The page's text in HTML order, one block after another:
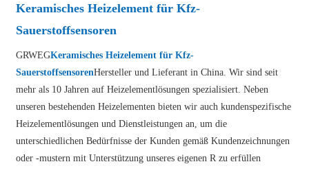
Keramisches Heizelement für Kfz-
Sauerstoffsensoren
GRWEGKeramisches Heizelement für Kfz-
SauerstoffsensorenHersteller und Lieferant in China. Wir sind seit
mehr als 10 Jahren auf Heizelementlösungen spezialisiert. Neben
unseren bestehenden Heizelementen bieten wir auch kundenspezifische
Heizelementlösungen und Dienstleistungen an, um die
unterschiedlichen Bedürfnisse der Kunden gemäß Kundenzeichnungen
oder -mustern mit Unterstützung unseres eigenen R zu erfüllen